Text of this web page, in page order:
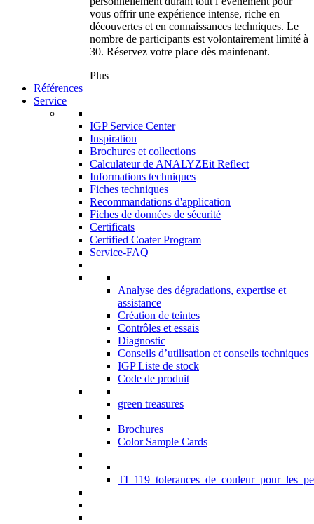
vous offrir une expérience intense, riche en
découvertes et en connaissances techniques. Le
nombre de participants est volontairement limité à
30. Réservez votre place dès maintenant.
Plus
Références
Service
IGP Service Center
Inspiration
Brochures et collections
Calculateur de ANALYZEit Reflect
Informations techniques
Fiches techniques
Recommandations d'application
Fiches de données de sécurité
Certificats
Certified Coater Program
Service-FAQ
Analyse des dégradations, expertise et
assistance
Création de teintes
Contrôles et essais
Diagnostic
Conseils d’utilisation et conseils techniques
IGP Liste de stock
Code de produit
green treasures
Brochures
Color Sample Cards